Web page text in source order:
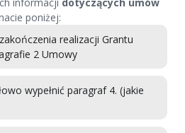
poniżej:
realizacji Grantu
2 Umowy
wypełnić paragraf 4. (jakie